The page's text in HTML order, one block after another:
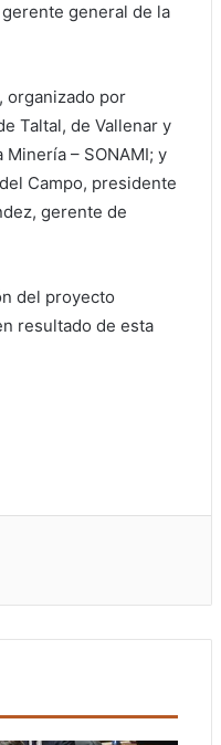
general de la
organizado por
Taltal, de Vallenar y
– SONAMI; y
Campo, presidente
gerente de
del proyecto
resultado de esta